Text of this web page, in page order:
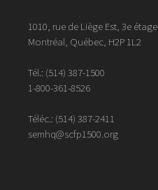
1010, rue de Liège Est, 3e étage
Montréal, Québec, H2P 1L2
Tél.: (514) 387-1500
1-800-361-8526
Téléc.: (514) 387-2411
semhq@scfp1500.org